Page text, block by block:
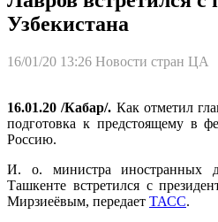
Узбекистана
16/01/20 13:26 Новости стран ЦА
16.01.20 /Кабар/. Как отметил
подготовка к предстоящему в
Россию.
И. о. министра иностранных
Ташкенте встретился с
Мирзиеёвым, передает ТАСС.